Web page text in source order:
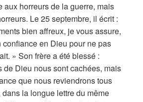
aux horreurs de la guerre, mais
Le 25 septembre, il écrit :
bien affreux, je vous assure,
confiance en Dieu pour ne pas
» Son frère a été blessé :
de Dieu nous sont cachées, mais
que nous reviendrons tous
la longue lettre du même